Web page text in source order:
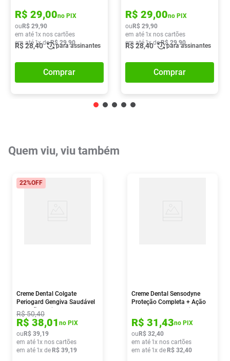
R$ 29,00no PIX
ou R$ 29,90
em até 1x nos cartões
em até 1x deR$ 29,90
R$28,40 para assinantes
Comprar
R$ 29,00no PIX
ou R$ 29,90
em até 1x nos cartões
em até 1x deR$ 29,90
R$28,40 para assinantes
Comprar
Quem viu, viu também
22%OFF
Creme Dental Colgate
Periogard Gengiva Saudável
Hortelã 2 Unidades De 90g
R$50,40
R$ 38,01 no PIX
ou R$ 39,19
em até 1x nos cartões
em até 1x de R$ 39,19
Creme Dental Sensodyne
Proteção Completa + Ação
R$ 31,43no PIX
ou R$ 32,40
em até 1x nos cartões
em até 1x de R$ 32,40